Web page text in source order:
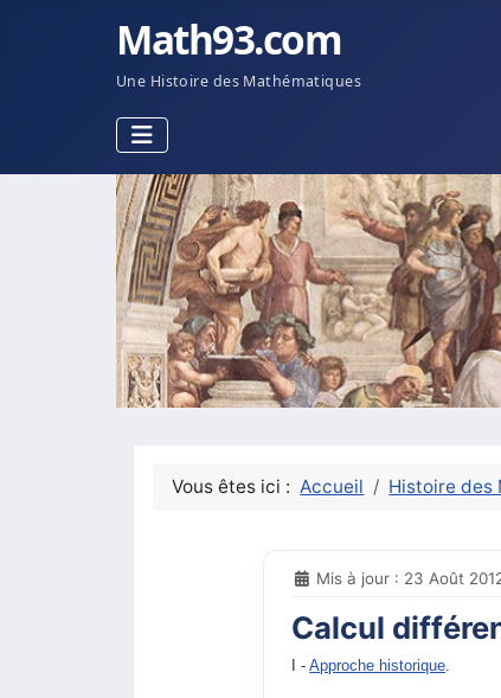
Math93.com
Une Histoire des Mathématiques
Vous êtes ici :Accueil Histoire des
Mis à jour : 23 Août
Calcul
I -Approche historique.